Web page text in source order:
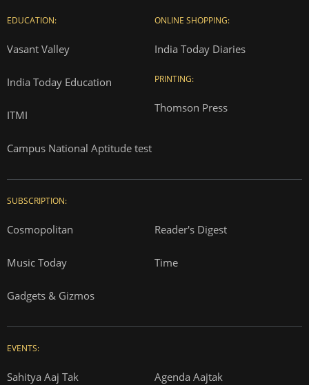
EDUCATION:
Vasant Valley
India Today Education
ITMI
Campus National Aptitude test
ONLINE SHOPPING:
India Today Diaries
PRINTING:
Thomson Press
SUBSCRIPTION:
Cosmopolitan Reader's Digest
Music Today Time
Gadgets & Gizmos
EVENTS:
Sahitya Aaj Tak Agenda Aajtak